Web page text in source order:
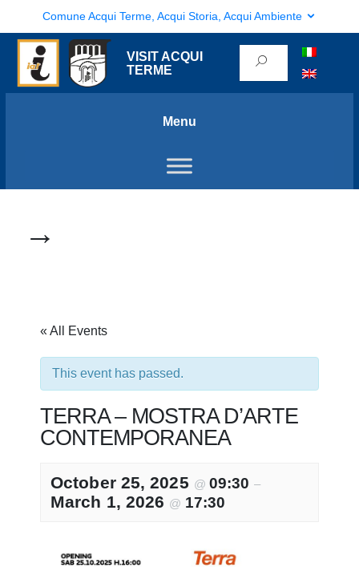
Comune Acqui Terme, Acqui Storia, Acqui Ambiente
VISIT ACQUI
TERME
Menu
→
« All Events
This event has passed.
TERRA – MOSTRA D’ARTE
CONTEMPORANEA
October 25, 2025 @ 09:30 –
March 1, 2026 @ 17:30